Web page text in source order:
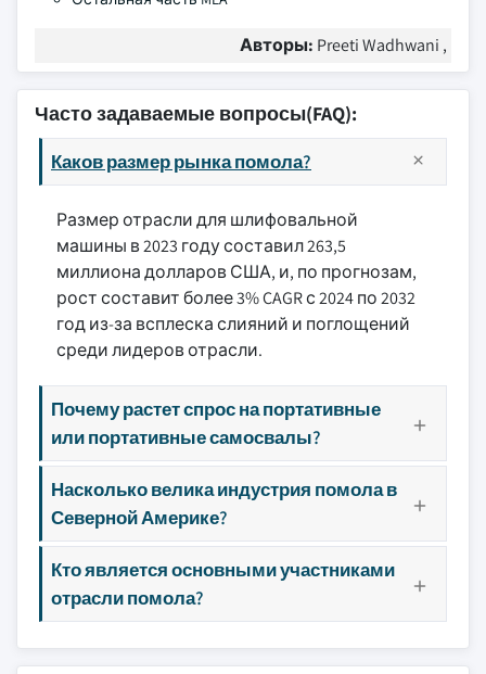
Авторы: Preeti Wadhwani ,
Часто задаваемые вопросы(FAQ):
Каков размер рынка помола?
Размер отрасли для шлифовальной
машины в 2023 году составил 263,5
миллиона долларов США, и, по прогнозам,
рост составит более 3% CAGR с 2024 по 2032
год из-за всплеска слияний и поглощений
среди лидеров отрасли.
Почему растет спрос на портативные
или портативные самосвалы?
Насколько велика индустрия помола в
Северной Америке?
Кто является основными участниками
отрасли помола?